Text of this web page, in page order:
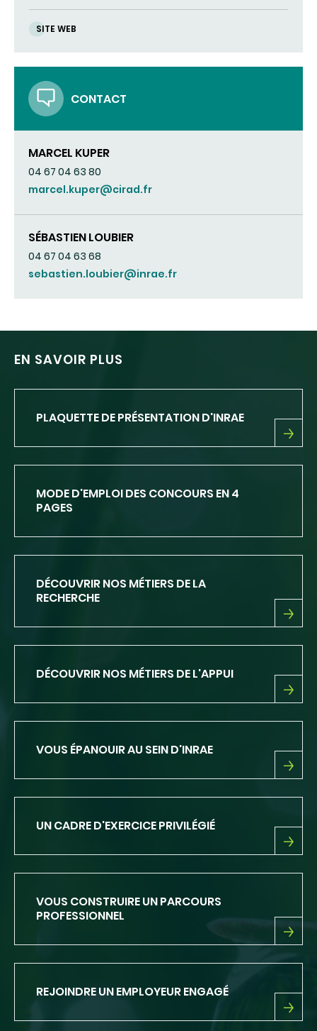
SITE WEB
CONTACT
MARCEL KUPER
04 67 04 63 80
marcel.kuper@cirad.fr
SÉBASTIEN LOUBIER
04 67 04 63 68
sebastien.loubier@inrae.fr
EN SAVOIR PLUS
PLAQUETTE DE PRÉSENTATION D'INRAE
PLAQUETTE
MODE D'EMPLOI DES CONCOURS EN 4
PAGES
DÉCOUVRIR NOS MÉTIERS DE LA
RECHERCHE
DÉCOUVRIR
DE
LA
DÉCOUVRIR NOS MÉTIERS DE L'APPUI
DÉCOUVRIR
L'APPUI
VOUS ÉPANOUIR AU SEIN D'INRAE
VOUS
D'INRAE
UN CADRE D'EXERCICE PRIVILÉGIÉ
UN
VOUS CONSTRUIRE UN PARCOURS
PROFESSIONNEL
VOUS
PROFESSIONNEL
REJOINDRE UN EMPLOYEUR ENGAGÉ
REJOINDRE